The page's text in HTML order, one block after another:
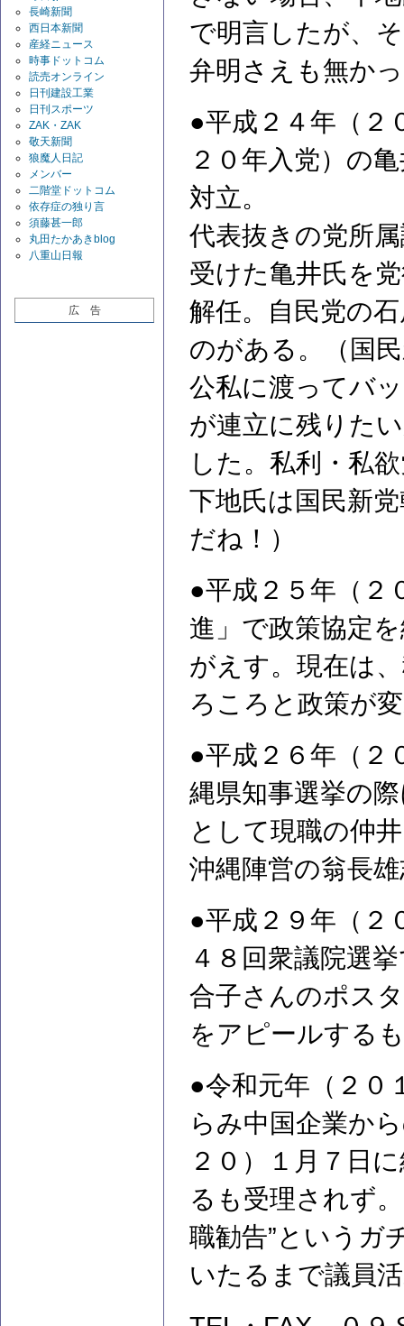
長崎新聞
西日本新聞
産経ニュース
時事ドットコム
読売オンライン
日刊建設工業
日刊スポーツ
ZAK・ZAK
敬天新聞
狼魔人日記
メンバー
二階堂ドットコム
依存症の独り言
須藤甚一郎
丸田たかあきblog
八重山日報
広 告
で明言したが、
弁明さえも無か
●平成２４年（２
２０年入党）の
対立。
代表抜きの党所
受けた亀井氏を
解任。自民党の
のがある。（国
公私に渡ってバ
が連立に残りた
した。私利・私
下地氏は国民新
だね！）
●平成２５年（２
進」で政策協定
がえす。現在は
ろころと政策が
●平成２６年（２
縄県知事選挙の
として現職の仲
沖縄陣営の翁長
●平成２９年（２
４８回衆議院選
合子さんのポス
をアピールする
●令和元年（２０
らみ中国企業か
２０）１月７日
るも受理されず
職勧告”というガ
いたるまで議